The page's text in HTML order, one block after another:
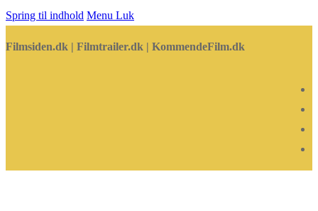
Spring til indhold Menu Luk
Filmsiden.dk | Filmtrailer.dk | KommendeFilm.dk